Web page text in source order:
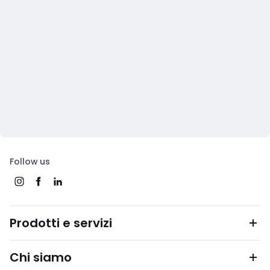
Follow us
Prodotti e servizi
Chi siamo